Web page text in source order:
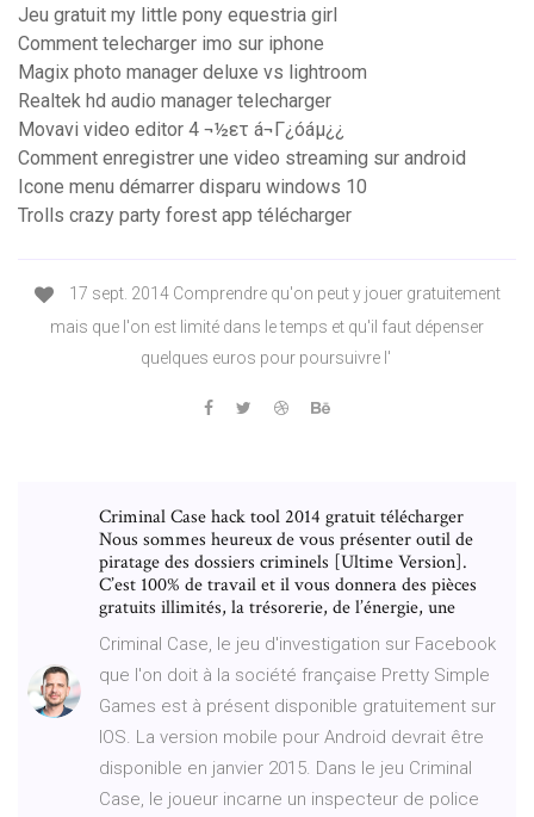
Jeu gratuit my little pony equestria girl
Comment telecharger imo sur iphone
Magix photo manager deluxe vs lightroom
Realtek hd audio manager telecharger
Movavi video editor 4 ¬½ετ á¬Γ¿óáµ¿¿
Comment enregistrer une video streaming sur android
Icone menu démarrer disparu windows 10
Trolls crazy party forest app télécharger
17 sept. 2014 Comprendre qu'on peut y jouer gratuitement
mais que l'on est limité dans le temps et qu'il faut dépenser
quelques euros pour poursuivre l'
Criminal Case hack tool 2014 gratuit télécharger
Nous sommes heureux de vous présenter outil de
piratage des dossiers criminels [Ultime Version].
C’est 100% de travail et il vous donnera des pièces
gratuits illimités, la trésorerie, de l’énergie, une
Criminal Case, le jeu d'investigation sur Facebook
que l'on doit à la société française Pretty Simple
Games est à présent disponible gratuitement sur
IOS. La version mobile pour Android devrait être
disponible en janvier 2015. Dans le jeu Criminal
Case, le joueur incarne un inspecteur de police